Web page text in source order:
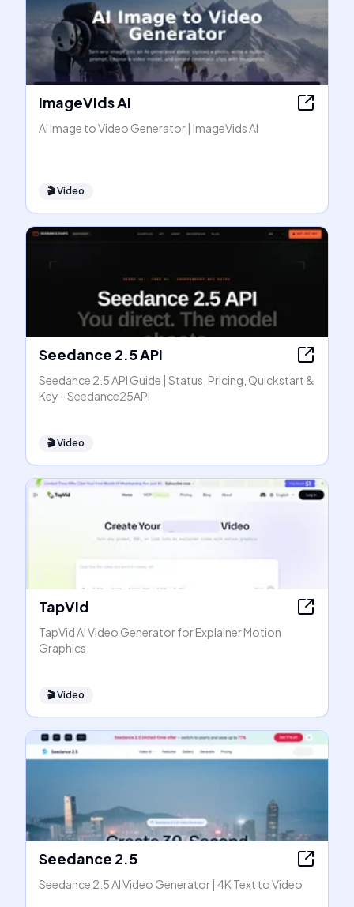
ImageVids AI
AI Image to Video Generator | ImageVids AI
🎬Video
Seedance 2.5 API
Seedance 2.5 API Guide | Status, Pricing, Quickstart &
Key - Seedance25API
🎬Video
TapVid
TapVid AI Video Generator for Explainer Motion
Graphics
🎬Video
Seedance 2.5
Seedance 2.5 AI Video Generator | 4K Text to Video